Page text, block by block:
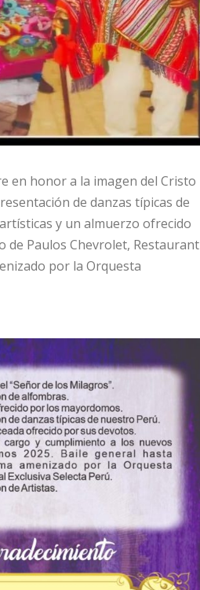
en honor a la imagen del Cristo
de danzas típicas de
y un almuerzo ofrecido
de Paulos Chevrolet, Restaurant
por la Orquesta